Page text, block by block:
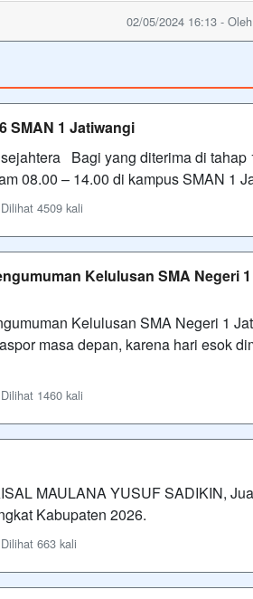
02/05/2024 16:13 -
SMAN 1 Jatiwangi
Bagi yang diterima di tahap
08.00 – 14.00 di kampus SMAN 1
4509 kali
Kelulusan SMA Negeri
Kelulusan SMA Negeri 1
masa depan, karena hari esok
1460 kali
MAULANA YUSUF SADIKIN,
Kabupaten 2026.
663 kali